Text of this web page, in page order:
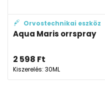
Orvostechnikai eszköz
Aqua Maris orrspray
2 598 Ft
Kiszerelés: 30ML